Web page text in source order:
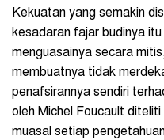
Kekuatan yang semakin
kesadaran fajar budinya
menguasainya secara
membuatnya tidak
penafsirannya sendiri
oleh Michel Foucault diteliti
muasal setiap